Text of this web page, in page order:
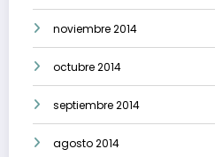
noviembre 2014
octubre 2014
septiembre 2014
agosto 2014